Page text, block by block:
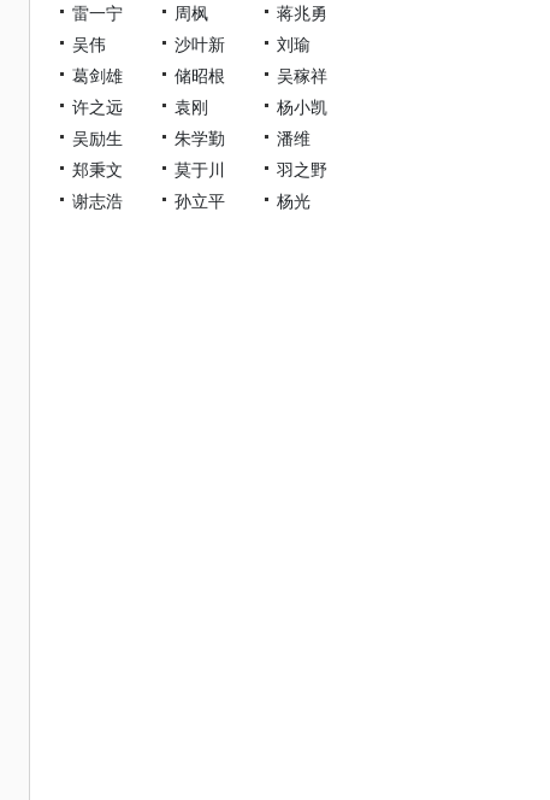
雷一宁
周枫
蒋兆勇
吴伟
沙叶新
刘瑜
葛剑雄
储昭根
吴稼祥
许之远
袁刚
杨小凯
吴励生
朱学勤
潘维
郑秉文
莫于川
羽之野
谢志浩
孙立平 杨光